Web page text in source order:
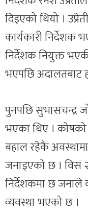
दिइएको थियो ।
कार्यकारी निर्देशक
निर्देशक नियुक्त
भएपछि अदालतबाट
पुनपछि सुभासचन्द्र
भएका थिए ।
बहाल रहेकै
जनाइएको छ । विसं
निर्देशकमा छ जनाले
व्यवस्था भएको छ ।